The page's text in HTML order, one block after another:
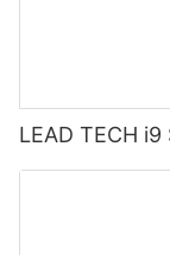
LEAD TECH